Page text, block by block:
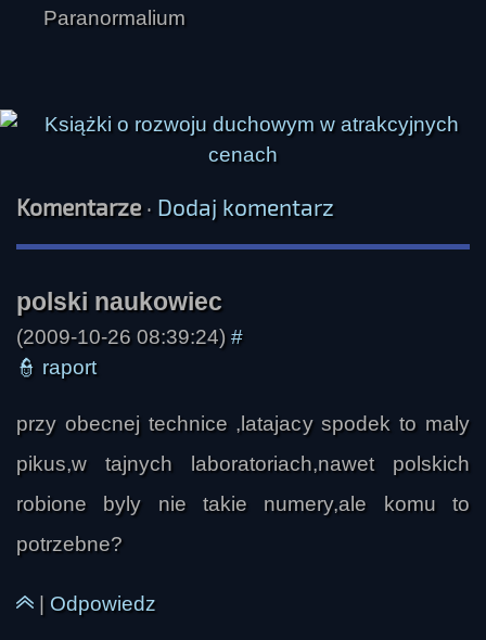
Komentarze· Dodaj komentarz
(2009-10-26 08:39:24) #
👮 raport
przy obecnej technice ,latajacy spodek to maly
pikus,w tajnych laboratoriach,nawet polskich
robione byly nie takie numery,ale komu to
potrzebne?
Odpowiedz
Darek